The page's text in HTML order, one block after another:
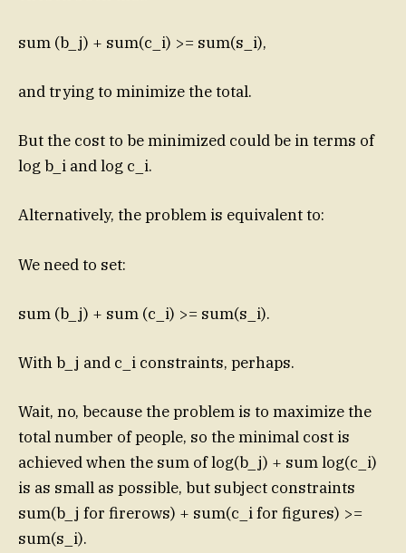
sum (b_j) + sum(c_i) >= sum(s_i),
and trying to minimize the total.
But the cost to be minimized could be in terms of
log b_i and log c_i.
Alternatively, the problem is equivalent to:
We need to set:
sum (b_j) + sum (c_i) >= sum(s_i).
With b_j and c_i constraints, perhaps.
Wait, no, because the problem is to maximize the
total number of people, so the minimal cost is
achieved when the sum of log(b_j) + sum log(c_i)
is as small as possible, but subject constraints
sum(b_j for firerows) + sum(c_i for figures) >=
sum(s_i).